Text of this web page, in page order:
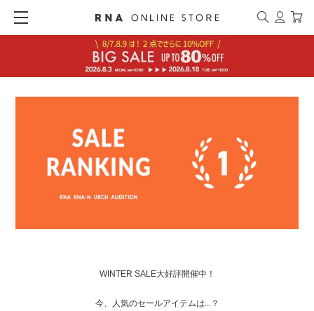
WINTER SALE大好評開催中！
今、人気のセールアイテムは...？